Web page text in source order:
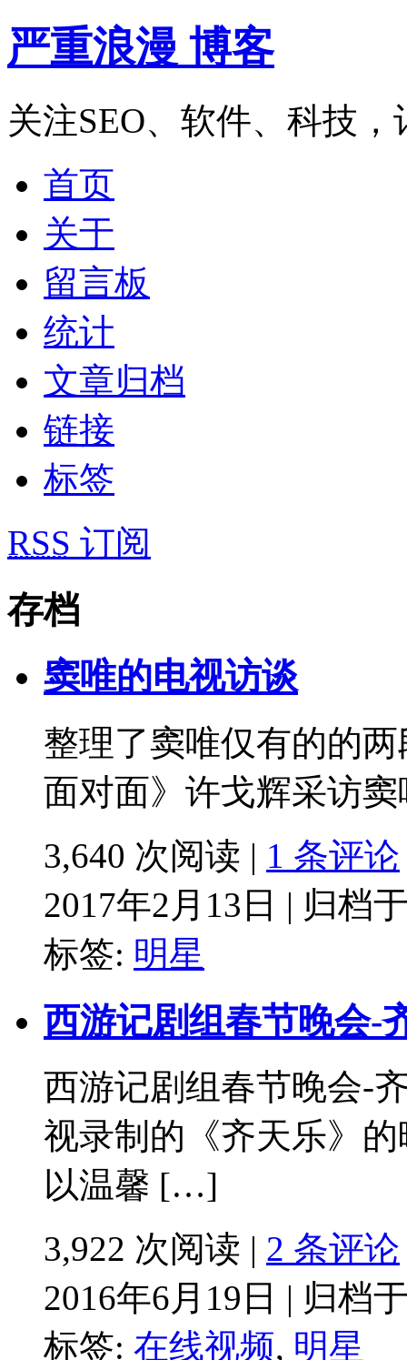
严重浪漫 博客
关注SEO、软件、科技
首页
关于
留言板
统计
文章归档
链接
标签
RSS 订阅
存档
窦唯的电视访谈
整理了窦唯仅有的的
面对面》许戈辉采访窦
3,640 次阅读 | 1 条评论
2017年2月13日 | 归档
标签: 明星
西游记剧组春节晚会-
西游记剧组春节晚会-
视录制的《齐天乐》
以温馨 […]
3,922 次阅读 | 2 条评论
2016年6月19日 | 归档
标签: 在线视频, 明星